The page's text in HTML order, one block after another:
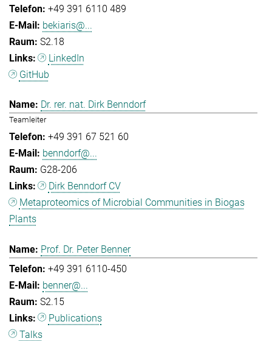
+49 391 6110 489
bekiaris@...
S2.18
LinkedIn
GitHub
Dr. rer. nat. Dirk Benndorf
Teamleiter
+49 391 67 521 60
benndorf@...
G28-206
Dirk Benndorf CV
Metaproteomics of Microbial Communities in Biogas
Plants
Prof. Dr. Peter Benner
+49 391 6110-450
benner@...
S2.15
Publications
Talks